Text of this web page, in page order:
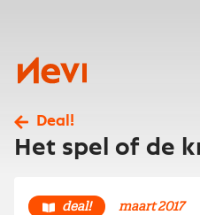
Nevi
Deal!
Het spel of de
deal! maart 2017